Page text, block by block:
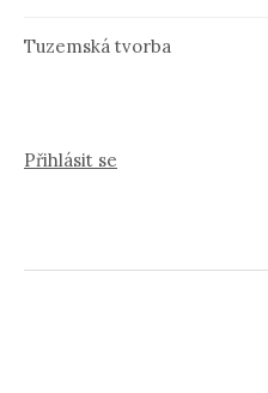
Tuzemská tvorba
Přihlásit se